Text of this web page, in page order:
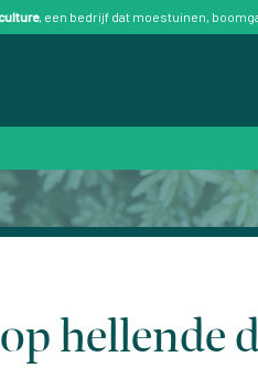
, een bedrijf dat moestuinen,
hellende